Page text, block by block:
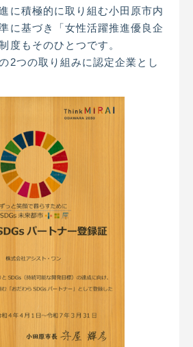
に積極的に取り組む小田原市内
に基づき「女性活躍推進優良企
度もそのひとつです。
2つの取り組みに認定企業とし